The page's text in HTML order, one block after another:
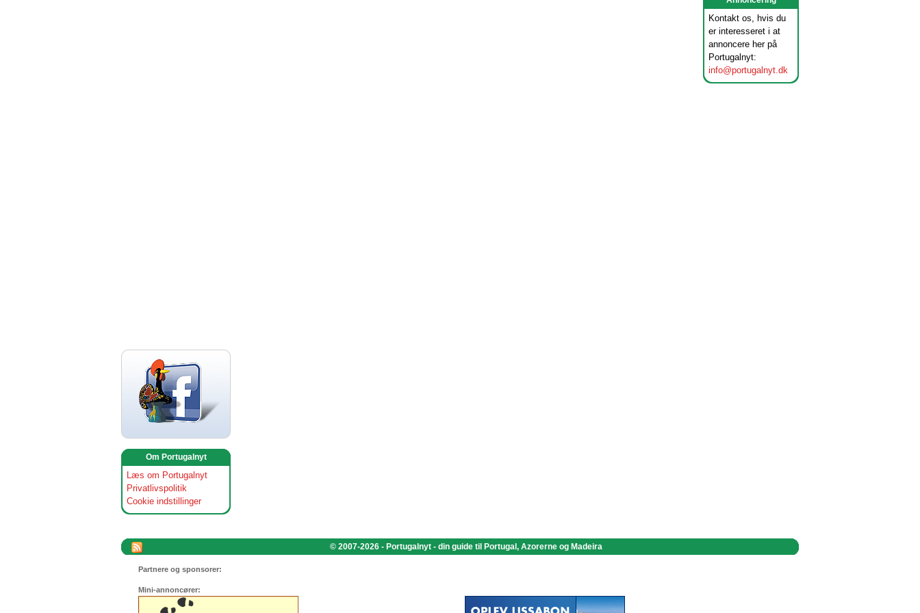
Kontakt os, hvis du
er interesseret i at
annoncere her på
Portugalnyt:
info@portugalnyt.dk
Om Portugalnyt
Læs om Portugalnyt
Privatlivspolitik
Cookie indstillinger
© 2007-2026 - Portugalnyt - din guide til Portugal, Azorerne og Madeira
Partnere og sponsorer:
Mini-annoncører: